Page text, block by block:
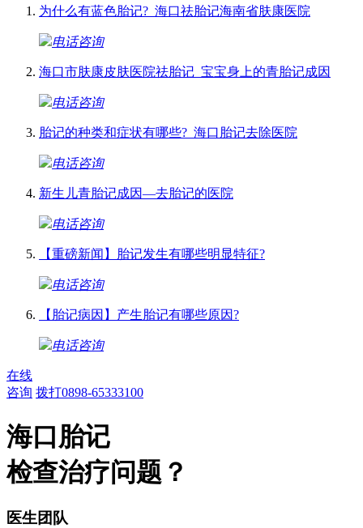
为什么有蓝色胎记?_海口祛胎记海南省肤康医院
电话咨询
海口市肤康皮肤医院祛胎记_宝宝身上的青胎记成因
电话咨询
胎记的种类和症状有哪些?_海口胎记去除医院
电话咨询
新生儿青胎记成因—去胎记的医院
电话咨询
【重磅新闻】胎记发生有哪些明显特征?
电话咨询
【胎记病因】产生胎记有哪些原因?
电话咨询
在线
咨询 拨打0898-65333100
海口胎记
检查治疗问题？
医生团队